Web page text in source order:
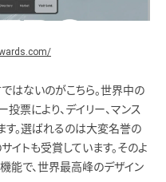
はないのがこちら。世界中の
票により、デイリー、マンス
す。選ばれるのは大変名誉の
イトも受賞しています。そのよ
能で、世界最高峰のデザイン